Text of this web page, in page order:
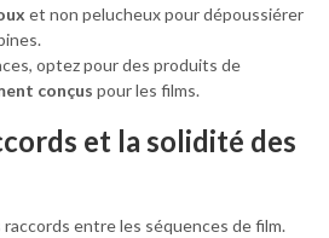
et non pelucheux pour dépoussiérer
optez pour des produits de
conçus pour les films.
et la solidité des
entre les séquences de film.